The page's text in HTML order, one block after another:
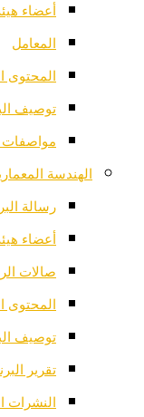
أعضاء
المعامل
المحتوى
توصيف
مواصفات
الهندسة
رسالة
أعضاء
صالات
المحتوى
توصيف
تقرير
النشرات